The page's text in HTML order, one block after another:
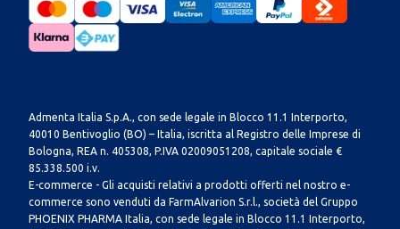
Admenta Italia S.p.A., con sede legale in Blocco 11.1 Interporto,
40010 Bentivoglio (BO) – Italia, iscritta al Registro delle Imprese di
Bologna, REA n. 405308, P.IVA 02009051208, capitale sociale €
85.338.500 i.v.
E-commerce - Gli acquisti relativi a prodotti offerti nel nostro e-
commerce sono venduti da FarmAlvarion S.r.l., società del Gruppo
PHOENIX PHARMA Italia, con sede legale in Blocco 11.1 Interporto,